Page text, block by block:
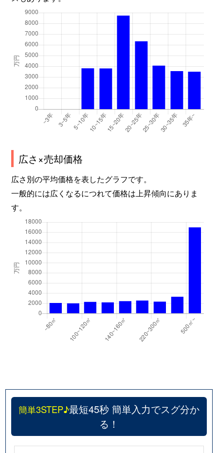
広さ×売却価格
広さ別の平均価格を表したグラフです。
一般的には広くなるにつれて価格は上昇傾向にありま
す。
簡単3STEP♪最短45秒 簡単入力でスグ分か
る！